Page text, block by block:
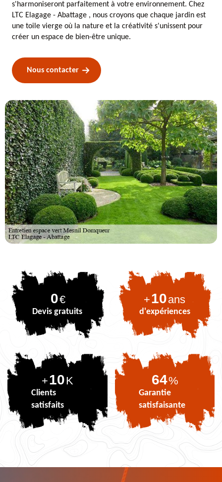
s'harmoniseront parfaitement à votre environnement. Chez
LTC Elagage - Abattage , nous croyons que chaque jardin est
une toile vierge où la nature et la créativité s'unissent pour
créer un espace de bien-être unique.
Nous contacter
0€
Devis gratuits
+10ans
d'expériences
+10K
Clients
satisfaits
77%
Garantie
satisfaisante